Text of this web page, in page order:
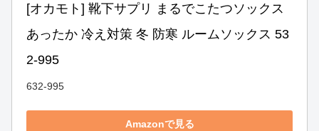
[オカモト] 靴下サプリ まるでこたつソックス
あったか 冷え対策 冬 防寒 ルームソックス 53
2-995
632-995
Amazonで見る